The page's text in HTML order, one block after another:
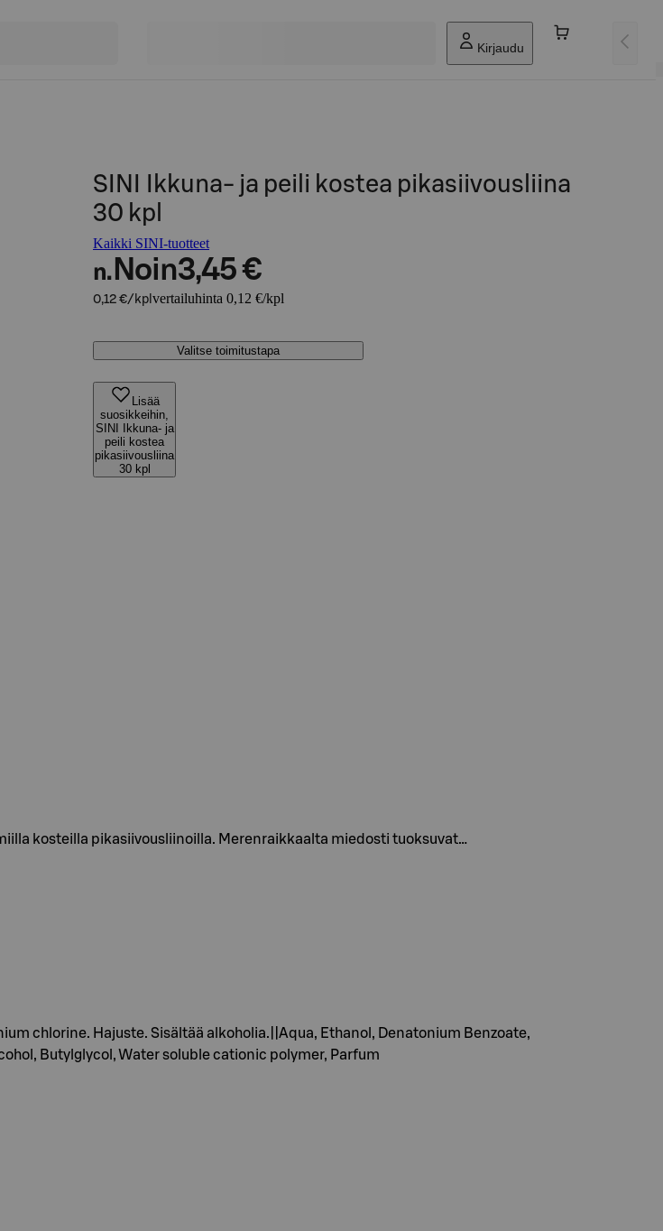
Kirjaudu
SINI Ikkuna- ja peili kostea pikasiivousliina
30 kpl
Kaikki SINI-tuotteet
n. Noin3,45 €
0,12 €/kpl vertailuhinta 0,12 €/kpl
Valitse toimitustapa
Lisää
suosikkeihin,
SINI Ikkuna- ja
peili kostea
pikasiivousliina
30 kpl
kosteilla pikasiivousliinoilla. Merenraikkaalta miedosti tuoksuvat…
chlorine. Hajuste. Sisältää alkoholia.||Aqua, Ethanol, Denatonium Benzoate,
Butylglycol, Water soluble cationic polymer, Parfum